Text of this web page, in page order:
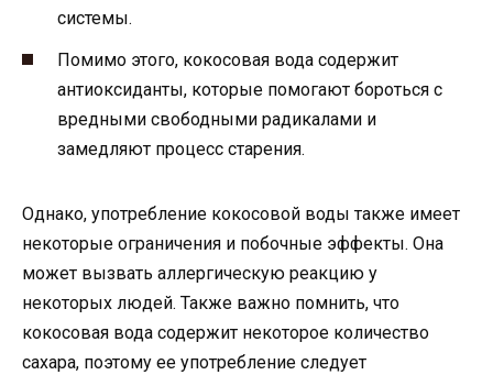
системы.
Помимо этого, кокосовая вода содержит
антиоксиданты, которые помогают бороться с
вредными свободными радикалами и
замедляют процесс старения.
Однако, употребление кокосовой воды также имеет
некоторые ограничения и побочные эффекты. Она
может вызвать аллергическую реакцию у
некоторых людей. Также важно помнить, что
кокосовая вода содержит некоторое количество
сахара, поэтому ее употребление следует